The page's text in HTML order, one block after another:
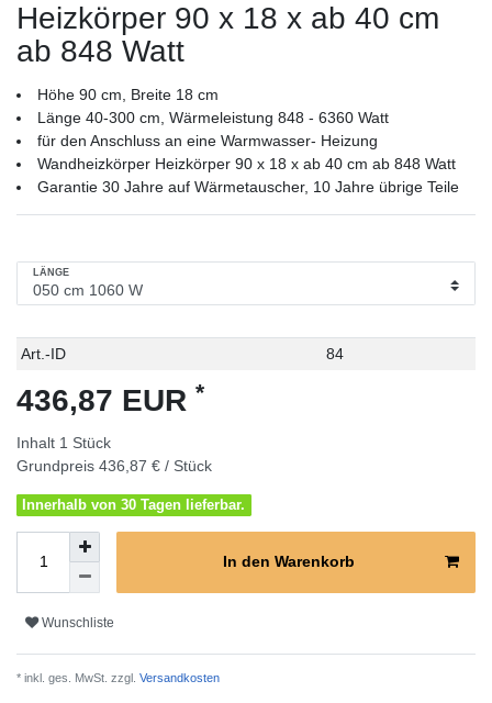
Heizkörper 90 x 18 x ab 40 cm
ab 848 Watt
Höhe 90 cm, Breite 18 cm
Länge 40-300 cm, Wärmeleistung 848 - 6360 Watt
für den Anschluss an eine Warmwasser- Heizung
Wandheizkörper Heizkörper 90 x 18 x ab 40 cm ab 848 Watt
Garantie 30 Jahre auf Wärmetauscher, 10 Jahre übrige Teile
LÄNGE
Technisches
Wert
Art.-ID 84
436,87 EUR *
Inhalt 1 Stück
Grundpreis 436,87 € / Stück
Innerhalb von 30 Tagen lieferbar.
In den Warenkorb
Wunschliste
* inkl. ges. MwSt. zzgl. Versandkosten